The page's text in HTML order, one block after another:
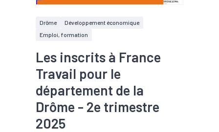
Drôme
Développement économique
Emploi, formation
Les inscrits à France
Travail pour le
département de la
Drôme - 2e trimestre
2025